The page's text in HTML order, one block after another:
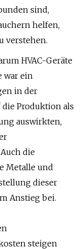
sind,
helfen,
verstehen.
HVAC-Geräte
war ein
in der
Produktion als
auswirkten,
die
Metalle und
dieser
Anstieg bei.
steigen